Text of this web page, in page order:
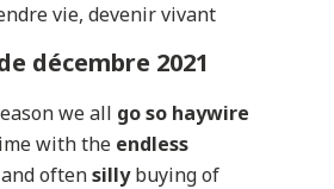
vie, devenir vivant
décembre 2021
we all go so haywire
with the endless
and oftensillybuying of